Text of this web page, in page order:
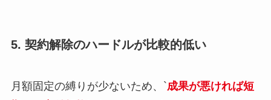
5. 契約解除のハードルが比較的低い
月額固定の縛りが少ないため、`成果が悪ければ短